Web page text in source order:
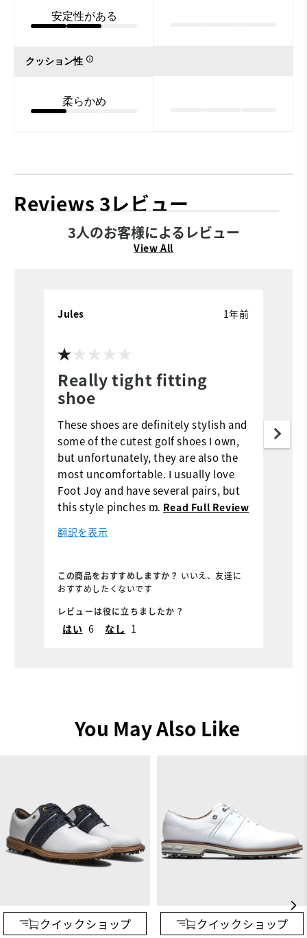
安定性がある
クッション性
柔らかめ
Reviews 3レビュー
3人のお客様によるレビュー
View All
Really tight fitting
shoe
1年前
Jules
These shoes are definitely stylish and
some of the cutest golf shoes I own,
but unfortunately, they are also the
most uncomfortable. I usually love
Foot Joy and have several pairs, but
this style pinches my toes on both
others. Disappointed, since I really
... Read Full Review
翻訳を表示
この商品をおすすめしますか？ いいえ、友達に
おすすめしたくないです
レビューは役に立ちましたか？
はい 6 なし 1
You May Also Like
クイックショップ
クイックショップ